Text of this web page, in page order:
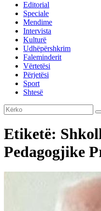
Editorial
Speciale
Mendime
Intervista
Kulturë
Udhëpërshkrim
Faleminderit
Vërtetësi
Përjetësi
Sport
Shtesë
Etiketë:
Pedagogjike